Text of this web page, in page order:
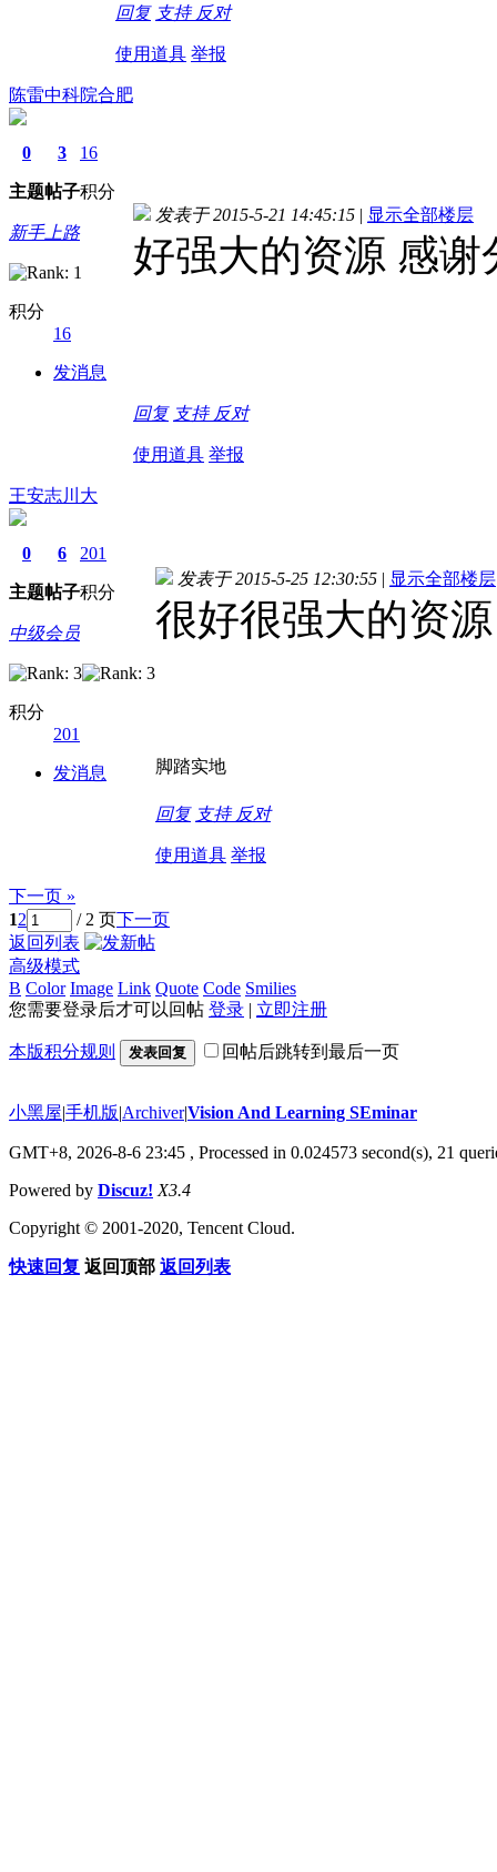
回复 支持 反对
使用道具 举报
陈雷中科院合肥
0
主题
3
帖子
16
积分
新手上路
积分
16
发消息
发表于 2015-5-21 14:45:15 | 显示全部楼层
好强大的资源 感谢
回复 支持 反对
使用道具 举报
王安志川大
0
主题
6
帖子
201
积分
中级会员
积分
201
发消息
发表于 2015-5-25 12:30:55 | 显示全部楼层
很好很强大的资
脚踏实地
回复 支持 反对
使用道具 举报
下一页 »
12 / 2 页下一页
返回列表
高级模式
B Color Image Link Quote Code Smilies
您需要登录后才可以回帖 登录 | 立即注册
本版积分规则 发表回复 回帖后跳转到最后一页
小黑屋|手机版|Archiver|Vision And Learning SEminar
GMT+8, 2026-8-6 23:45 , Processed in 0.024573 second(s), 21
Powered by Discuz! X3.4
Copyright © 2001-2020, Tencent Cloud.
快速回复 返回顶部 返回列表